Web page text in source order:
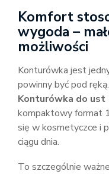
Komfort
wygoda –
możliwości
Konturówka jest
powinny być pod ręką.
Konturówka do ust
kompaktowy format
się w kosmetyczce i
ciągu dnia.
To szczególnie